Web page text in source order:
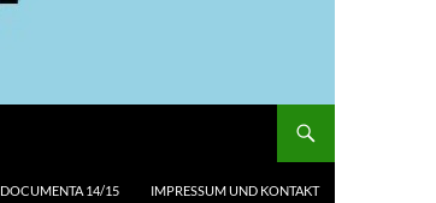
DOCUMENTA 14/15 IMPRESSUM UND KONTAKT